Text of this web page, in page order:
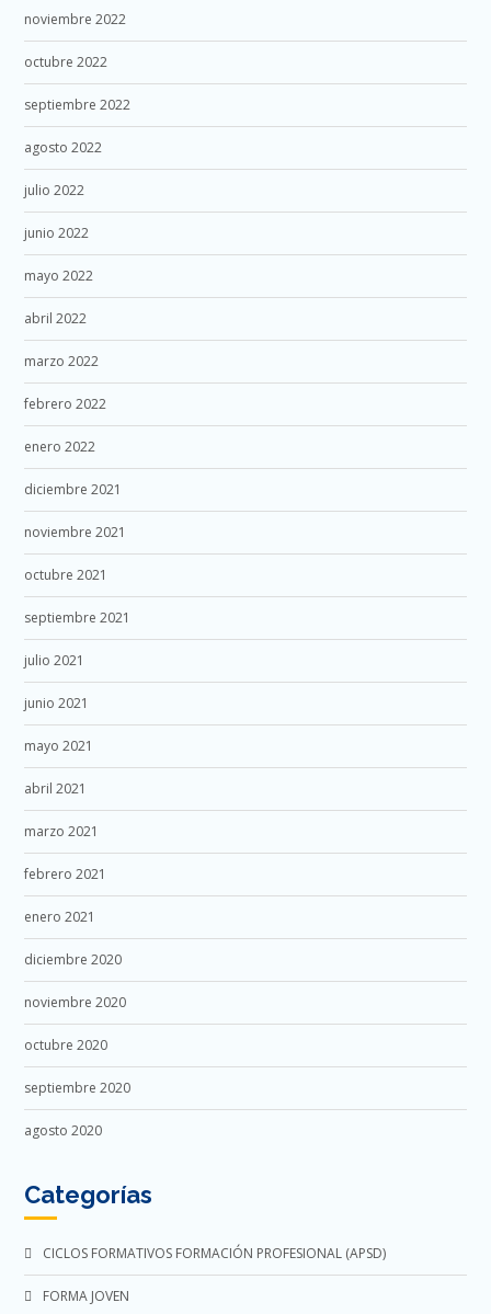
noviembre 2022
octubre 2022
septiembre 2022
agosto 2022
julio 2022
junio 2022
mayo 2022
abril 2022
marzo 2022
febrero 2022
enero 2022
diciembre 2021
noviembre 2021
octubre 2021
septiembre 2021
julio 2021
junio 2021
mayo 2021
abril 2021
marzo 2021
febrero 2021
enero 2021
diciembre 2020
noviembre 2020
octubre 2020
septiembre 2020
agosto 2020
Categorías
CICLOS FORMATIVOS FORMACIÓN PROFESIONAL (APSD)
FORMA JOVEN